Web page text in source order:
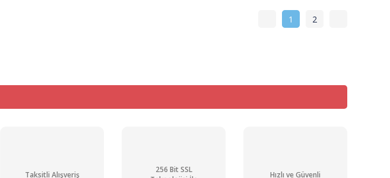
1 2
Taksitli Alışveriş
256 Bit SSL
Hızlı ve Güvenli